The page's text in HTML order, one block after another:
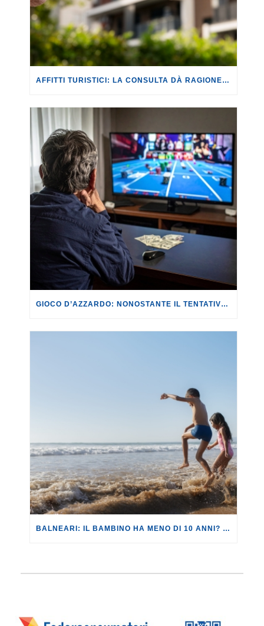
AFFITTI TURISTICI: LA CONSULTA DÀ RAGIONE ALLA TOSCANA
GIOCO D’AZZARDO: NONOSTANTE IL TENTATIVO DI NON FAR EMERGERE I DATI, FEDERCONSUMATORI, ISSCON E CGIL RIESCONO A PUBBLICARE IL II REPORT “NON COSÌ PICCOLI. LA DIFFUSIONE DELL’AZZARDO ONLINE NEI PICCOLI COMUNI ITALIANI”.
BALNEARI: IL BAMBINO HA MENO DI 10 ANNI? NON È AMMESSO IN SPIAGGIA.